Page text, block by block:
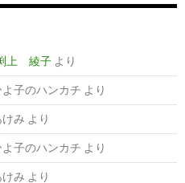
上 綾子 より
よ子のハンカチ より
けみ より
よ子のハンカチ より
けみ より